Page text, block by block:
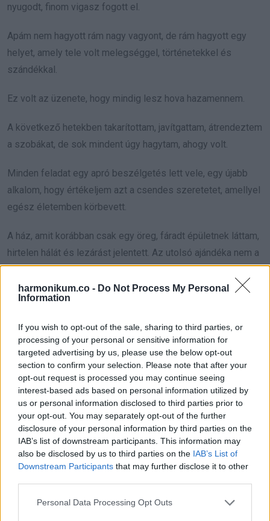
harmonikum.co - Do Not Process My Personal
Information
If you wish to opt-out of the sale, sharing to third parties, or
processing of your personal or sensitive information for
targeted advertising by us, please use the below opt-out
section to confirm your selection. Please note that after your
opt-out request is processed you may continue seeing
interest-based ads based on personal information utilized by
us or personal information disclosed to third parties prior to
your opt-out. You may separately opt-out of the further
disclosure of your personal information by third parties on the
IAB’s list of downstream participants. This information may
also be disclosed by us to third parties on the IAB’s List of
Downstream Participants that may further disclose it to other
Please note that this website/app uses one or more Google
Personal Data Processing Opt Outs
nyugodt, finom vigasz fogott el.
Apám nem hagyott rám nagy vagyont, de rám hagyott egy
helyet, amely tele volt melegséggel, történetekkel és
szándékkal.
Ez volt az üzenete, hogy mindig lesz hova hazamennem.
A következő hetekben takarítottam, javítgattam, átrendeztem
a szobákat, de sok mindent úgy hagytam, ahogy volt.
Minden feladat egy apró beszélgetés lett vele, egy újabb
alkalom, hogy értékeljem azt a csendes szeretetet, amellyel
egész életemben körbevett.
A ház, amit korábban csak egy öreg, fáradt épületnek láttam,
hirtelen hálát és lezárást jelentett. Az utolsó ajándéka nem a
tulajdoni lapon szerepelt, hanem az érzésben, hogy
tartozom valahova.
abban, amit valaki gondosan maga után hagy.
Oszd meg ezt a posztot:
WhatsappRedditShare
via
Email